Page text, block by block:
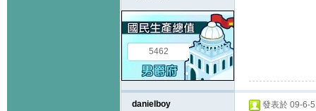
5462
danielboy 發表於 09-6-